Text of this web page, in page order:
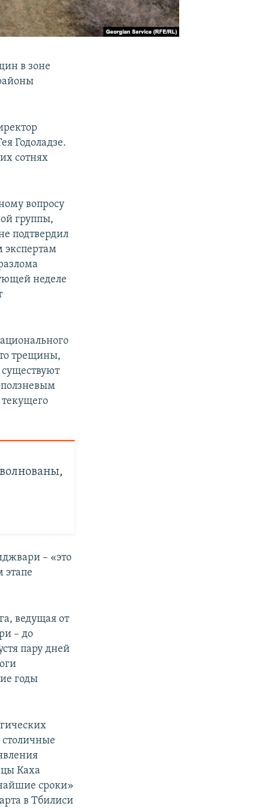
в зоне
Годоладзе.
сотнях
вопросу
группы,
подтвердил
неделе
трещины,
– «это
этапе
ведущая от
– до
пару дней
годы
Каха
сроки»
в Тбилиси